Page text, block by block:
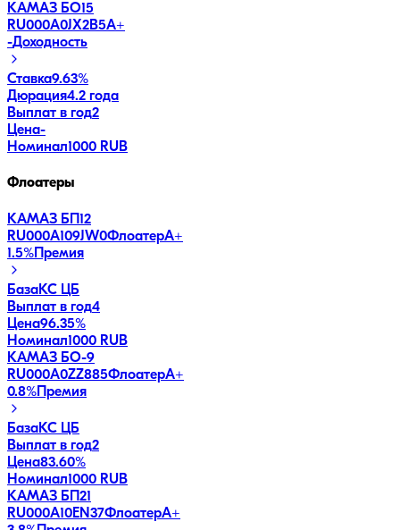
КАМАЗ БО15
RU000A0JX2B5A+
-Доходность
Ставка9.63%
Дюрация4.2 года
Выплат в год2
Цена-
Номинал1000 RUB
Флоатеры
КАМАЗ БП12
RU000A109JW0ФлоатерA+
1.5%Премия
БазаКС ЦБ
Выплат в год4
Цена96.35%
Номинал1000 RUB
КАМАЗ БО-9
RU000A0ZZ885ФлоатерA+
0.8%Премия
БазаКС ЦБ
Выплат в год2
Цена83.60%
Номинал1000 RUB
КАМАЗ БП21
RU000A10EN37ФлоатерA+